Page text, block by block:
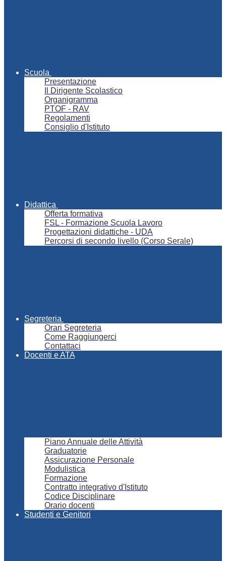
Scuola
Presentazione
Il Dirigente Scolastico
Organigramma
PTOF - RAV
Regolamenti
Consiglio d'Istituto
Didattica
Offerta formativa
FSL - Formazione Scuola Lavoro
Progettazioni didattiche - UDA
Percorsi di secondo livello (Corso Serale)
Segreteria
Orari Segreteria
Come Raggiungerci
Contattaci
Docenti e ATA
Piano Annuale delle Attività
Graduatorie
Assicurazione Personale
Modulistica
Formazione
Contratto integrativo d'Istituto
Codice Disciplinare
Orario docenti
Studenti e Genitori